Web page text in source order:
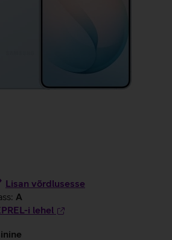
Lisan võrdlusesse
A
i lehel